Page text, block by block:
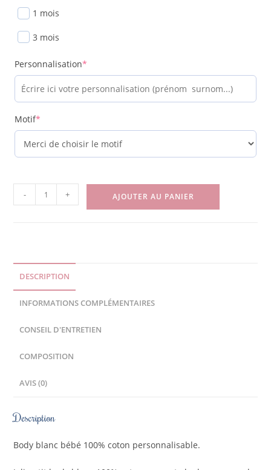
1 mois
3 mois
Personnalisation*
Motif*
- + AJOUTER AU PANIER
DESCRIPTION
INFORMATIONS COMPLÉMENTAIRES
CONSEIL D'ENTRETIEN
COMPOSITION
AVIS (0)
Description
Body blanc bébé 100% coton personnalisable.